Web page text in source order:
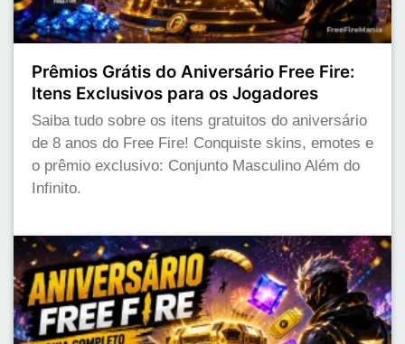
Prêmios Grátis do Aniversário Free Fire:
Itens Exclusivos para os Jogadores
Saiba tudo sobre os itens gratuitos do aniversário
de 8 anos do Free Fire! Conquiste skins, emotes e
o prêmio exclusivo: Conjunto Masculino Além do
Infinito.